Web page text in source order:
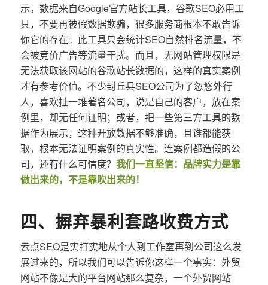
示。数据来自Google官方站长工具，谷歌SEO必用工
具，不要再被假数据欺骗，很多服务商根本不敢告诉
你它的存在。此工具只会统计SEO自然排名流量，不
会被竞价广告等流量干扰。而且，无网站管理权限是
无法获取该网站的谷歌站长数据的，这样的真实案例
才有参考价值。不少封丘县SEO公司为了忽悠外行
人，喜欢扯一堆著名公司，说是自己的客户，放在案
例里，却无任何证明；或者，把一些第三方工具的数
据作为展示，这种开放数据不够准确，且谁都能获
取，根本无法证明案例的真实性。连案例都造假的公
司，还有什么可信度？ 我们一直坚信：品牌实力是靠
做出来的，不是靠吹出来的！
四、摒弃暴利套路收费方式
云点SEO是实打实地从个人到工作室再到公司这么发
展过来的，所以我们可以告诉你这样一个事实：外贸
网站不像是大的平台网站那么复杂，一个外贸网站